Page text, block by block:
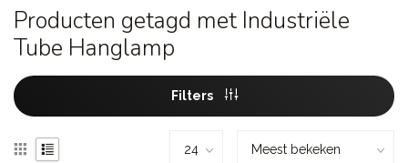
Producten getagd met Industriële
Tube Hanglamp
Filters